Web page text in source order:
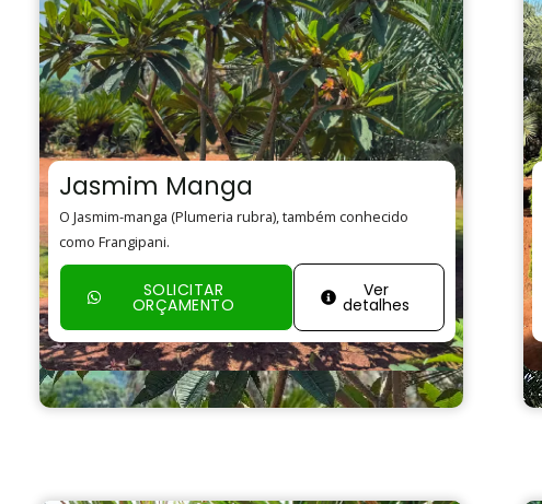
Jasmim Manga
O Jasmim-manga (Plumeria rubra), também conhecido
como Frangipani.
SOLICITAR
ORÇAMENTO
Ver
detalhes